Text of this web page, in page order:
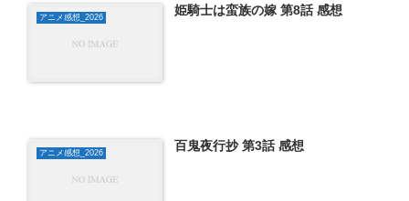
アニメ感想_2026 姫騎士は蛮族の嫁 第8話 感想
アニメ感想_2026 百鬼夜行抄 第3話 感想